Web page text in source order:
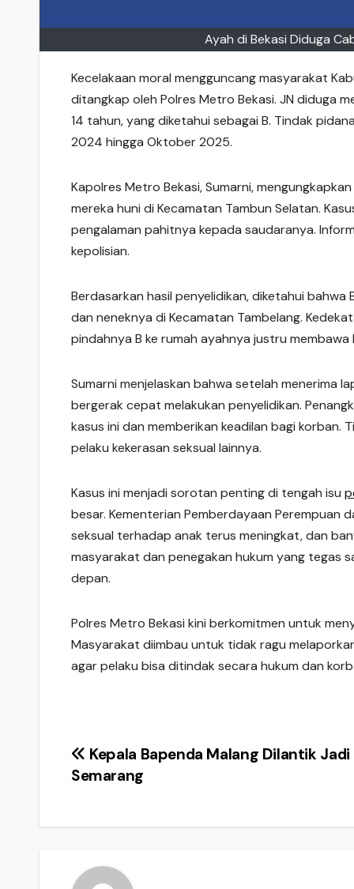
Ayah di Bekasi Diduga
Kecelakaan moral mengguncang masyarakat
ditangkap oleh Polres Metro Bekasi. JN diduga
14 tahun, yang diketahui sebagai B. Tindak
2024 hingga Oktober 2025.
Kapolres Metro Bekasi, Sumarni,
mereka huni di Kecamatan Tambun Selatan.
pengalaman pahitnya kepada saudaranya.
kepolisian.
Berdasarkan hasil penyelidikan, diketahui
dan neneknya di Kecamatan Tambelang.
pindahnya B ke rumah ayahnya justru
Sumarni menjelaskan bahwa setelah menerima
bergerak cepat melakukan penyelidikan.
kasus ini dan memberikan keadilan bagi korban.
pelaku kekerasan seksual lainnya.
Kasus ini menjadi sorotan penting di tengah isu
besar. Kementerian Pemberdayaan Perempuan
seksual terhadap anak terus meningkat, dan
masyarakat dan penegakan hukum yang tegas
depan.
Polres Metro Bekasi kini berkomitmen untuk
Masyarakat diimbau untuk tidak ragu
agar pelaku bisa ditindak secara hukum dan
Post
navigation
Kepala Bapenda Malang Dilantik Jadi
Semarang